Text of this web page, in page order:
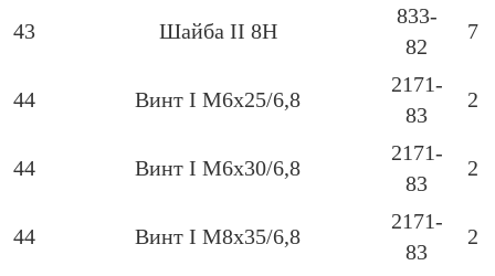
43 Шайба ІІ 8Н
833-
82
7
44 Винт І М6х25/6,8
2171-
83
2
44 Винт І М6х30/6,8
2171-
83
2
44 Винт І М8х35/6,8
2171-
83
2